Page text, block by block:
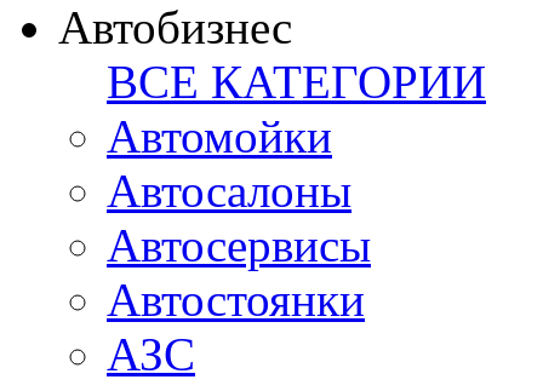
Автобизнес
ВСЕ КАТЕГОРИИ
Автомойки
Автосалоны
Автосервисы
Автостоянки
АЗС